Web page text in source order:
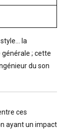
la
générale ; cette
du son
ces
ayant un impact